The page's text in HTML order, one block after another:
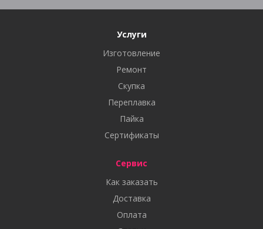
Услуги
Изготовление
Ремонт
Скупка
Переплавка
Пайка
Сертификаты
Сервис
Как заказать
Доставка
Оплата